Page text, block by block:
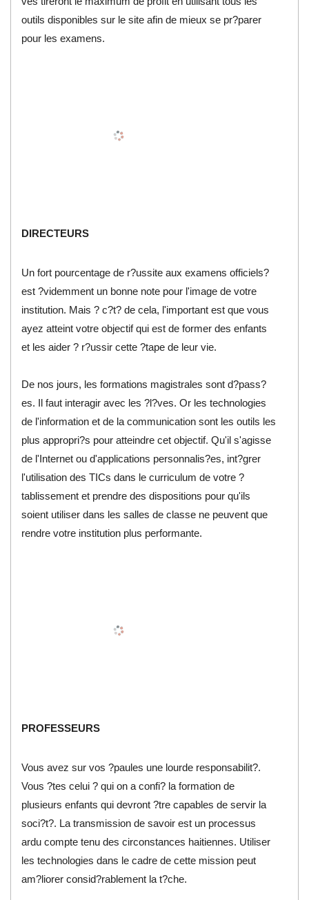
outils disponibles sur le site afin de mieux se pr?parer
pour les examens.
DIRECTEURS
Un fort pourcentage de r?ussite aux examens officiels?
est ?videmment un bonne note pour l'image de votre
institution. Mais ? c?t? de cela, l'important est que vous
ayez atteint votre objectif qui est de former des enfants
et les aider ? r?ussir cette ?tape de leur vie.
De nos jours, les formations magistrales sont d?pass?
es. Il faut interagir avec les ?l?ves. Or les technologies
de l'information et de la communication sont les outils les
plus appropri?s pour atteindre cet objectif. Qu'il s'agisse
de l'Internet ou d'applications personnalis?es, int?grer
l'utilisation des TICs dans le curriculum de votre ?
tablissement et prendre des dispositions pour qu'ils
soient utiliser dans les salles de classe ne peuvent que
rendre votre institution plus performante.
PROFESSEURS
Vous avez sur vos ?paules une lourde responsabilit?.
Vous ?tes celui ? qui on a confi? la formation de
plusieurs enfants qui devront ?tre capables de servir la
soci?t?. La transmission de savoir est un processus
ardu compte tenu des circonstances haitiennes. Utiliser
les technologies dans le cadre de cette mission peut
am?liorer consid?rablement la t?che.